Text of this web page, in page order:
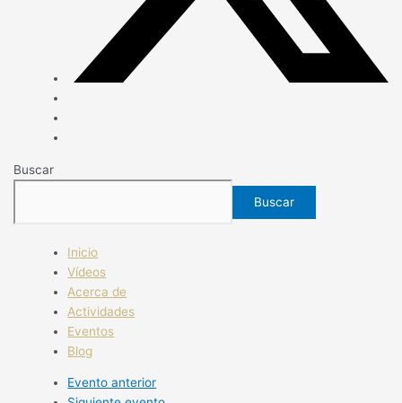
Buscar
Buscar
Inicio
Vídeos
Acerca de
Actividades
Eventos
Blog
Evento anterior